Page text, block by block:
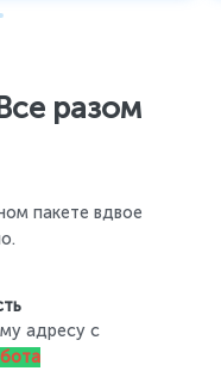
разом
пакете вдвое
адресу с